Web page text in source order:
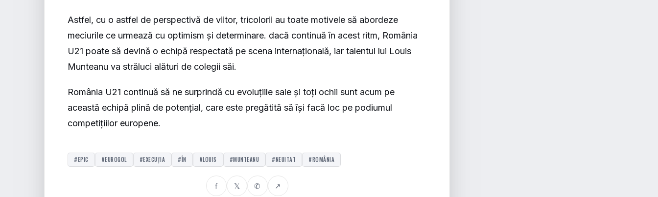
Astfel, cu o astfel de perspectivă de viitor, tricolorii au toate motivele să abordeze
meciurile ce urmează cu optimism și determinare. dacă continuă în acest ritm, România
U21 poate să devină o echipă respectată pe scena internațională, iar talentul lui Louis
Munteanu va străluci alături de colegii săi.
România U21 continuă să ne surprindă cu evoluțiile sale și toți ochii sunt acum pe
această echipă plină de potențial, care este pregătită să își facă loc pe podiumul
competițiilor europene.
#EPIC #EUROGOL #EXECUȚIA #ÎN #LOUIS #MUNTEANU #NEUITAT #ROMÂNIA
f 𝕏 ✆ ↗